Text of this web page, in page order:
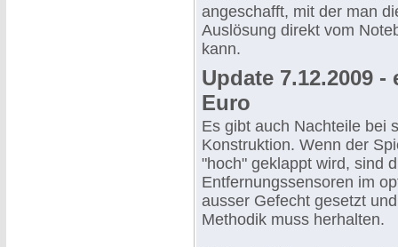
angeschafft, mit der man
Auslösung direkt vom
kann.
Update 7.12.2009
Euro
Es gibt auch Nachteile bei
Konstruktion. Wenn der
"hoch" geklappt wird, sind
Entfernungssensoren im
ausser Gefecht gesetzt
Methodik muss herhalten.